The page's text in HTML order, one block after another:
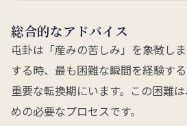
総合的なアドバイス
屯卦は「産みの苦しみ」を象徴し
する時、最も困難な瞬間を経験す
重要な転換期にいます。この困難
めの必要なプロセスです。